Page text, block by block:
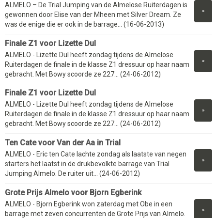
»
ALMELO – De Trial Jumping van de Almelose Ruiterdagen is
gewonnen door Elise van der Mheen met Silver Dream. Ze
was de enige die er ook in de barrage... (16-06-2013)
Finale Z1 voor Lizette Dul
»
ALMELO - Lizette Dul heeft zondag tijdens de Almelose
Ruiterdagen de finale in de klasse Z1 dressuur op haar naam
gebracht. Met Bowy scoorde ze 227... (24-06-2012)
Finale Z1 voor Lizette Dul
»
ALMELO - Lizette Dul heeft zondag tijdens de Almelose
Ruiterdagen de finale in de klasse Z1 dressuur op haar naam
gebracht. Met Bowy scoorde ze 227... (24-06-2012)
Ten Cate voor Van der Aa in Trial
»
ALMELO - Eric ten Cate lachte zondag als laatste van negen
starters het laatst in de drukbevolkte barrage van Trial
Jumping Almelo. De ruiter uit... (24-06-2012)
Grote Prijs Almelo voor Bjorn Egberink
»
ALMELO - Bjorn Egberink won zaterdag met Obe in een
barrage met zeven concurrenten de Grote Prijs van Almelo.